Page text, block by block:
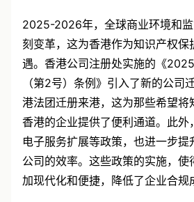
2025-2026年，全球商业环境和
刻变革，这为香港作为知识产权保
遇。香港公司注册处实施的《2025
（第2号）条例》引入了新的公司
港法团迁册来港，这为那些希望将
香港的企业提供了便利通道。此外
电子服务扩展等政策，也进一步提
公司的效率。这些政策的实施，使
加现代化和便捷，降低了企业合规